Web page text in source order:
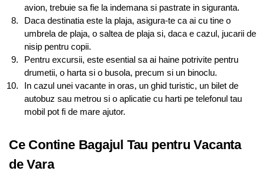
avion, trebuie sa fie la indemana si pastrate in siguranta.
Daca destinatia este la plaja, asigura-te ca ai cu tine o
umbrela de plaja, o saltea de plaja si, daca e cazul, jucarii de
nisip pentru copii.
Pentru excursii, este esential sa ai haine potrivite pentru
drumetii, o harta si o busola, precum si un binoclu.
In cazul unei vacante in oras, un ghid turistic, un bilet de
autobuz sau metrou si o aplicatie cu harti pe telefonul tau
mobil pot fi de mare ajutor.
Ce Contine Bagajul Tau pentru Vacanta
de Vara